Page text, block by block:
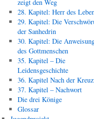
zeigt den Weg
28. Kapitel: Herr des
29. Kapitel: Die
der Sanhedrin
30. Kapitel: Die
des Gottmenschen
35. Kapitel – Die
Leidensgeschichte
36. Kapitel Nach der
37. Kapitel – Nachwort
Die drei Könige
Glossar